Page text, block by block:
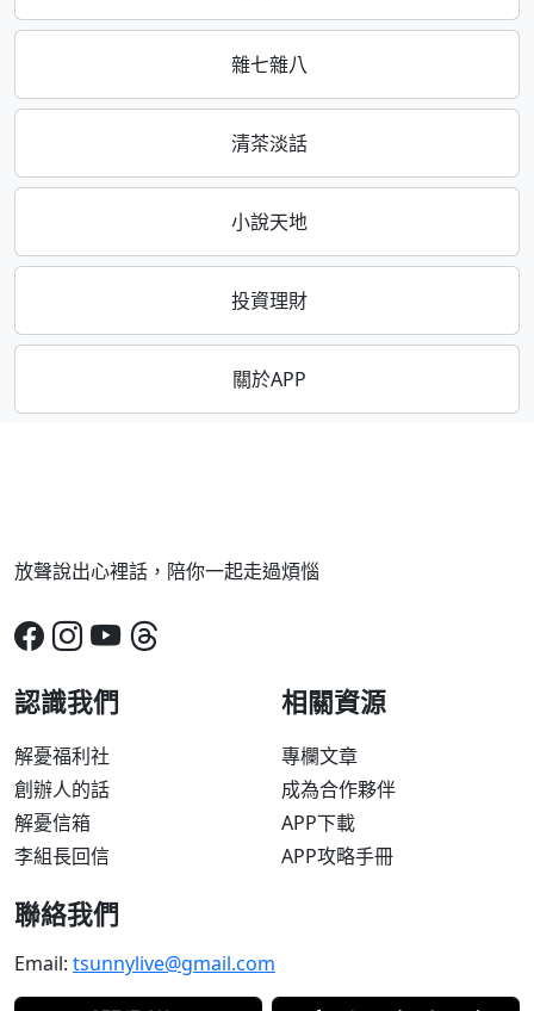
雜七雜八
清茶淡話
小說天地
投資理財
關於APP
放聲說出心裡話，陪你一起走過煩惱
認識我們
解憂福利社
創辦人的話
解憂信箱
李組長回信
相關資源
專欄文章
成為合作夥伴
APP下載
APP攻略手冊
聯絡我們
Email: tsunnylive@gmail.com